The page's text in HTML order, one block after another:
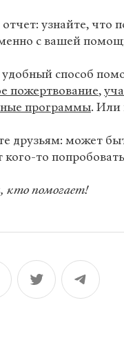
узнайте, что
с вашей
способ
пожертвование,
программы. Или
друзьям: может
кого-то
кто помогает!